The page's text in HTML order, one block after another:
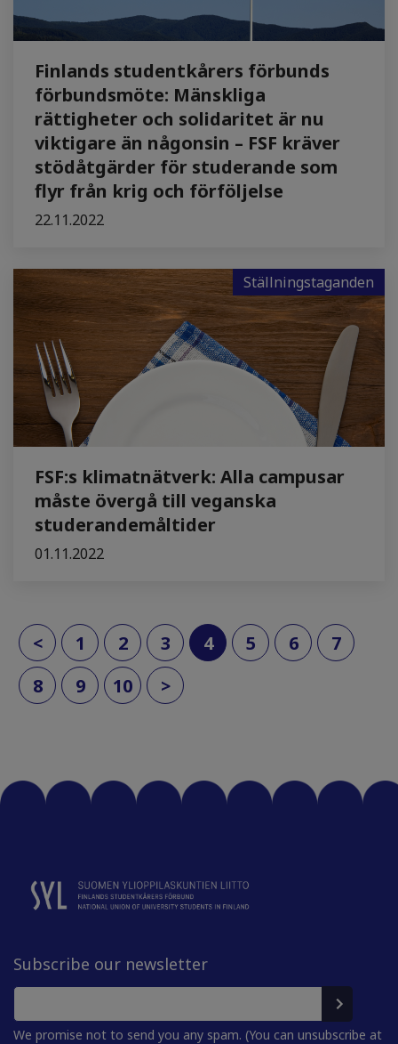
Finlands studentkårers förbunds
förbundsmöte: Mänskliga
rättigheter och solidaritet är nu
viktigare än någonsin – FSF kräver
stödåtgärder för studerande som
flyr från krig och förföljelse
22.11.2022
Ställningstaganden
FSF:s klimatnätverk: Alla campusar
måste övergå till veganska
studerandemåltider
01.11.2022
< 1 2 3 4(current)
5 6
7
8
9 10 >
Subscribe our newsletter
We promise not to send you any spam. (You can unsubscribe at